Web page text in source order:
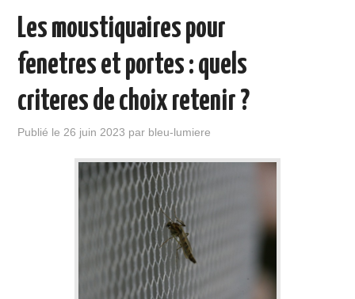
Les moustiquaires pour
fenetres et portes : quels
criteres de choix retenir ?
Publié le 26 juin 2023 par bleu-lumiere